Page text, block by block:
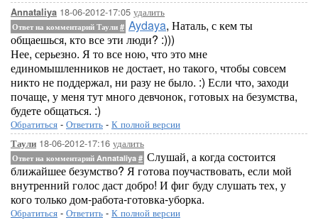
Annataliya 18-06-2012-17:05 удалить
Ответ на комментарий Таули # Aydaya, Наталь, с кем ты
общаешься, кто все эти люди? :)))
Нее, серьезно. Я то все ною, что это мне
единомышленников не достает, но такого, чтобы совсем
никто не поддержал, ни разу не было. :) Если что, заходи
почаще, у меня тут много девчонок, готовых на безумства,
будете общаться. :)
Обратиться - Ответить - К полной версии
Таули 18-06-2012-17:16 удалить
Ответ на комментарий Annataliya # Слушай, а когда состоится
ближайшее безумство? Я готова поучаствовать, если мой
внутренний голос даст добро! И фиг буду слушать тех, у
кого только дом-работа-готовка-уборка.
Обратиться - Ответить - К полной версии